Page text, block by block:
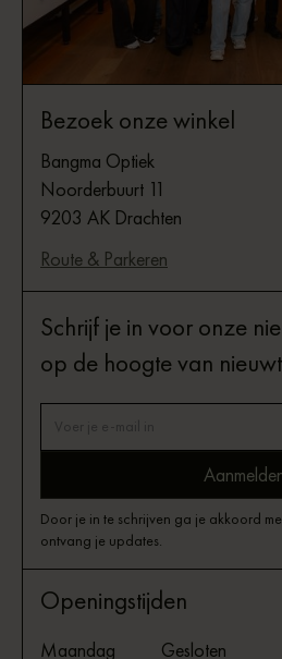
Bezoek onze winkel
Bangma Optiek
Noorderbuurt 11
9203 AK Drachten
Route & Parkeren
Schrijf je in voor onze
op de hoogte van
Door je in te schrijven ga je akkoord
ontvang je updates.
Openingstijden
Maandag
Gesloten